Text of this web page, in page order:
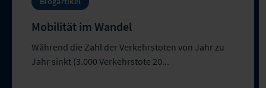
Mobilität im Wandel
Während die Zahl der Verkehrstoten von Jahr zu
Jahr sinkt (3.000 Verkehrstote 20...